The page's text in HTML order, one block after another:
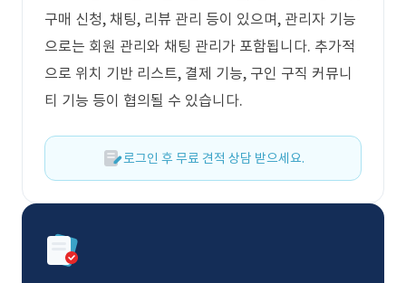
구매 신청, 채팅, 리뷰 관리 등이 있으며, 관리자 기능
으로는 회원 관리와 채팅 관리가 포함됩니다. 추가적
으로 위치 기반 리스트, 결제 기능, 구인 구직 커뮤니
티 기능 등이 협의될 수 있습니다.
로그인 후 무료 견적 상담 받으세요.